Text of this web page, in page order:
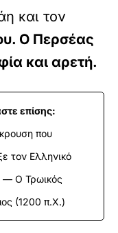
και τον
Ο Περσέας
και αρετή.
επίσης:
που
τον Ελληνικό
— Ο Τρωικός
(1200 π.Χ.)